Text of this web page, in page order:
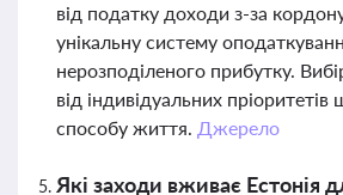
від податку доходи з-за
унікальну систему
нерозподіленого прибутку.
від індивідуальних пріоритетів
способу життя. Джерело
Які заходи вживає Естонія